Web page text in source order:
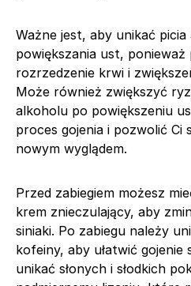
Ważne jest, aby unikać
powiększania ust, ponieważ
rozrzedzenie krwi i
Może również zwiększyć
alkoholu po powiększeniu
proces gojenia i pozwolić Ci
nowym wyglądem.
Przed zabiegiem możesz
krem znieczulający, aby
siniaki. Po zabiegu należy
kofeiny, aby ułatwić
unikać słonych i słodkich